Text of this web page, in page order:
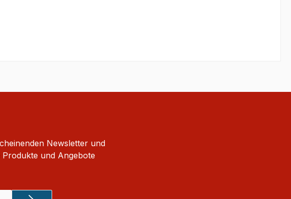
Newsletter und
und Angebote